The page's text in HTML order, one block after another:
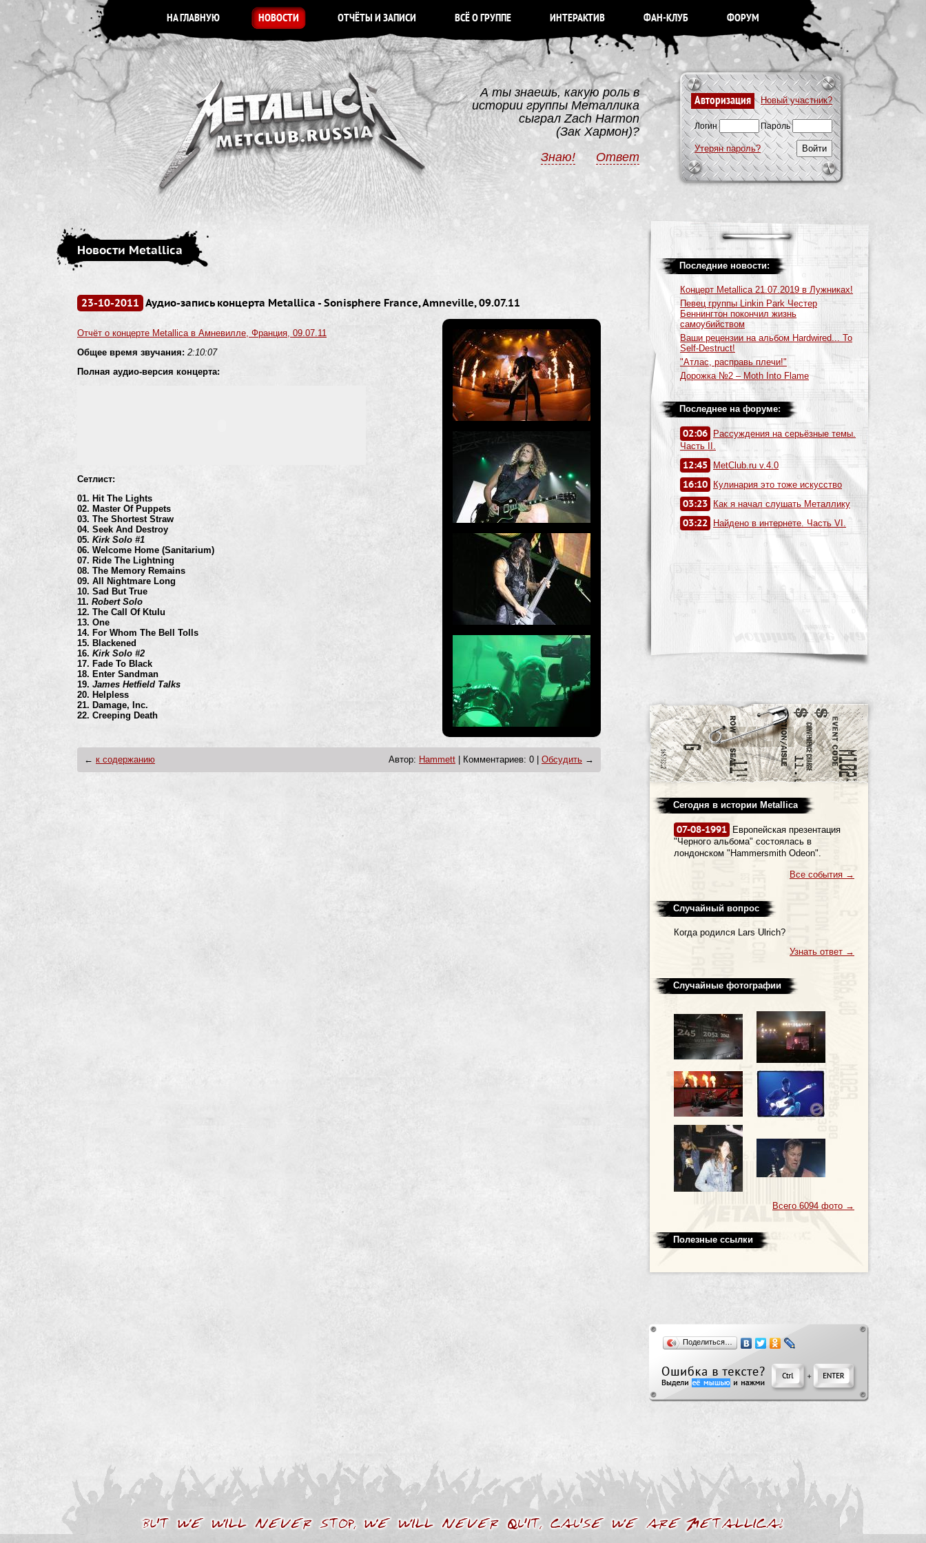
НА ГЛАВНУЮ НОВОСТИ ОТЧЁТЫ И ЗАПИСИ ВСЁ О ГРУППЕ ИНТЕРАКТИВ ФАН-КЛУБ ФОРУМ
Авторизация Новый участник?
Логин Пароль
Утерян пароль?
А ты знаешь, какую роль в
истории группы Металлика
сыграл Zach Harmon
(Зак Хармон)?
Знаю!
Ответ
Новости Metallica
23-10-2011 Аудио-запись концерта Metallica - Sonisphere France, Amneville, 09.07.11
Отчёт о концерте Metallica в Амневилле, Франция, 09.07.11
Общее время звучания: 2:10:07
Полная аудио-версия концерта:
Сетлист:
01. Hit The Lights
02. Master Of Puppets
03. The Shortest Straw
04. Seek And Destroy
05. Kirk Solo #1
06. Welcome Home (Sanitarium)
07. Ride The Lightning
08. The Memory Remains
09. All Nightmare Long
10. Sad But True
11. Robert Solo
12. The Call Of Ktulu
13. One
14. For Whom The Bell Tolls
15. Blackened
16. Kirk Solo #2
17. Fade To Black
18. Enter Sandman
19. James Hetfield Talks
20. Helpless
21. Damage, Inc.
22. Creeping Death
← к содержанию Автор: Hammett | Комментариев: 0 | Обсудить →
Последние новости:
Концерт Metallica 21.07.2019 в Лужниках!
Певец группы Linkin Park Честер
Беннингтон покончил жизнь
самоубийством
Ваши рецензии на альбом Hardwired... To
Self-Destruct!
"Атлас, расправь плечи!"
Дорожка №2 – Moth Into Flame
Последнее на форуме:
02:06
Рассуждения на серьёзные темы.
Часть II.
12:45 MetClub.ru v.4.0
16:10 Кулинария это тоже искусство
03:23 Как я начал слушать Металлику
03:22 Найдено в интернете. Часть VI.
Сегодня в истории Metallica
07-08-1991
Европейская презентация
"Черного альбома" состоялась в
лондонском "Hammersmith Odeon".
Все события →
Случайный вопрос
Когда родился Lars Ulrich?
Узнать ответ →
Случайные фотографии
Всего 6094 фото →
Полезные ссылки
Поделиться…